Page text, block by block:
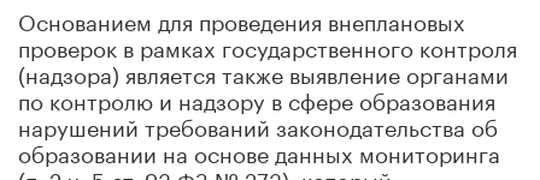
Основанием для проведения внеплановых
проверок в рамках государственного контроля
(надзора) является также выявление органами
по контролю и надзору в сфере образования
нарушений требований законодательства об
образовании на основе данных мониторинга